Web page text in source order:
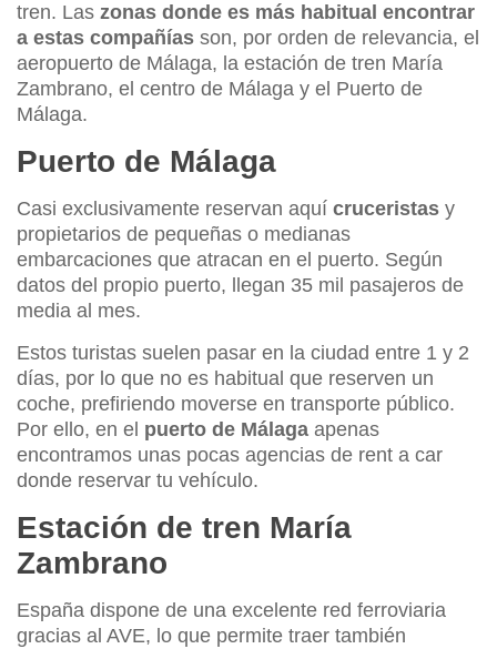
tren. Las zonas donde es más habitual encontrar
a estas compañías son, por orden de relevancia, el
aeropuerto de Málaga, la estación de tren María
Zambrano, el centro de Málaga y el Puerto de
Málaga.
Puerto de Málaga
Casi exclusivamente reservan aquí cruceristas y
propietarios de pequeñas o medianas
embarcaciones que atracan en el puerto. Según
datos del propio puerto, llegan 35 mil pasajeros de
media al mes.
Estos turistas suelen pasar en la ciudad entre 1 y 2
días, por lo que no es habitual que reserven un
coche, prefiriendo moverse en transporte público.
Por ello, en el puerto de Málaga apenas
encontramos unas pocas agencias de rent a car
donde reservar tu vehículo.
Estación de tren María
Zambrano
España dispone de una excelente red ferroviaria
gracias al AVE, lo que permite traer también